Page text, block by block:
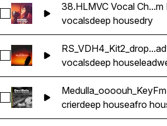
Sélectionnez 38.HLMVC Vocal Chop
38.HLMVC Vocal
vocalsdeep housedry
Sélectionnez
vocalsdeep houselead
Sélectionnez Medulla_oooouh_KeyFm
Medulla_oooouh_KeyFm
crierdeep houseafro